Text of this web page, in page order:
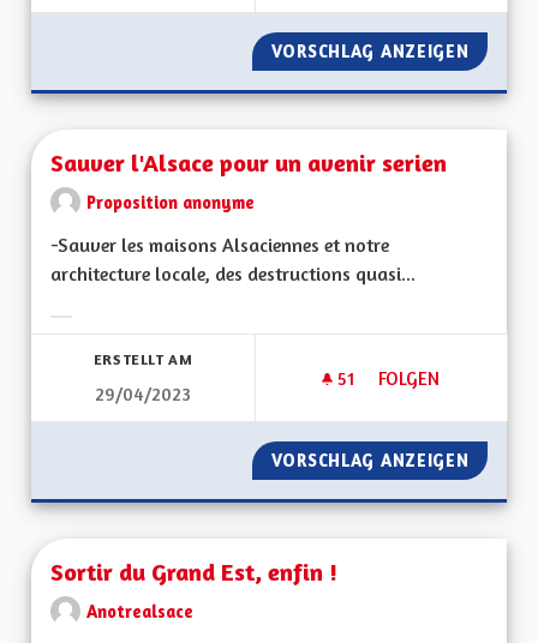
VORSCHLAG ANZEIGEN USER
Sauver l'Alsace pour un avenir serien
Proposition anonyme
-Sauver les maisons Alsaciennes et notre
architecture locale, des destructions quasi...
ERSTELLT AM
29/04/2023
51 51 FOLLOWER
FOLGEN
SAUVER L'ALSACE
VORSCHLAG ANZEIGEN
Sortir du Grand Est, enfin !
Anotrealsace